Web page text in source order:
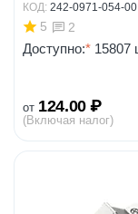
КОД: 242-0971-054-00
5 2
Доступно:* 15807
от 124.00 ₽
(Включая налог)